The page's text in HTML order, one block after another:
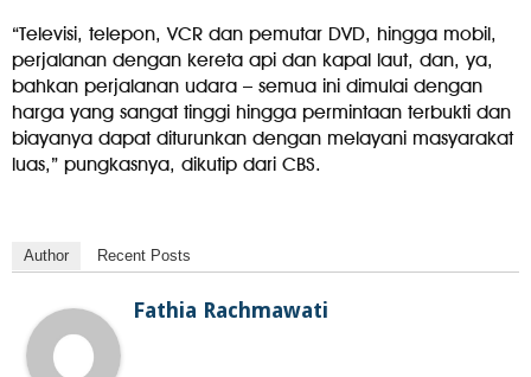
“Televisi, telepon, VCR dan pemutar DVD, hingga mobil,
perjalanan dengan kereta api dan kapal laut, dan, ya,
bahkan perjalanan udara – semua ini dimulai dengan
harga yang sangat tinggi hingga permintaan terbukti dan
biayanya dapat diturunkan dengan melayani masyarakat
luas,” pungkasnya, dikutip dari CBS.
Author Recent Posts
Fathia Rachmawati